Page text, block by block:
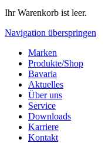
Ihr Warenkorb ist leer.
Navigation überspringen
Marken
Produkte/Shop
Bavaria
Aktuelles
Über uns
Service
Downloads
Karriere
Kontakt